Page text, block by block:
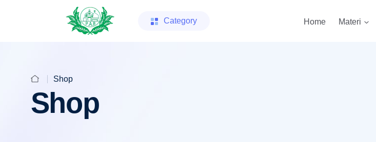
Category Home Materi
Shop
Shop